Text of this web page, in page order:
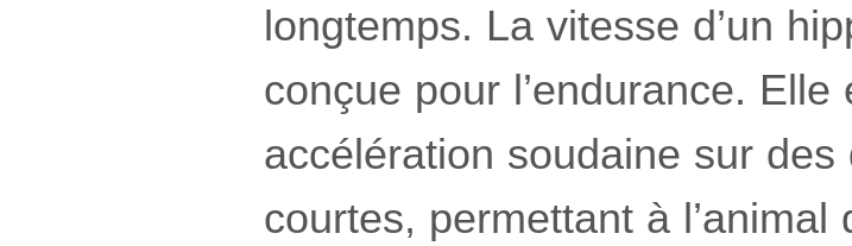
longtemps. La vitesse d’un
conçue pour l’endurance.
accélération soudaine sur
courtes, permettant à